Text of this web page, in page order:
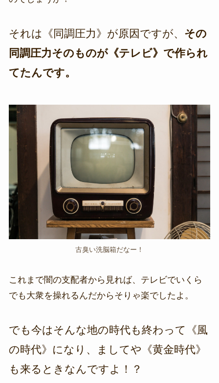
それは《同調圧力》が原因ですが、 その
同調圧力そのものが《テレビ》で作られ
てたんです。
古臭い洗脳箱だなー！
これまで闇の支配者から見れば、テレビでいくら
でも大衆を操れるんだからそりゃ楽でしたよ。
でも今はそんな地の時代も終わって《風
の時代》になり、ましてや《黄金時代》
も来るときなんですよ！？